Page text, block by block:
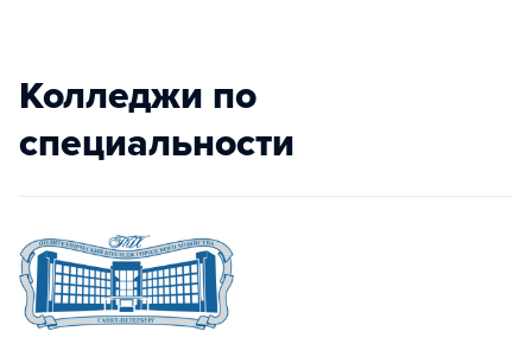
Колледжи по
специальности